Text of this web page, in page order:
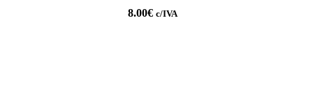
8.00€ c/IVA